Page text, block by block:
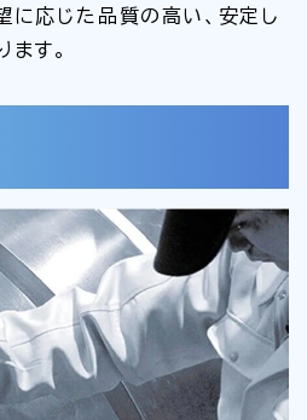
に応じた品質の高い、安定し
す。